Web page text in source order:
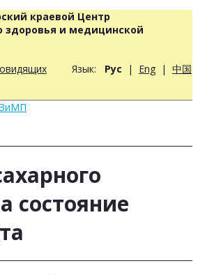
краевой Центр
здоровья и медицинской
Язык: Рус | Eng | 中国
состояние